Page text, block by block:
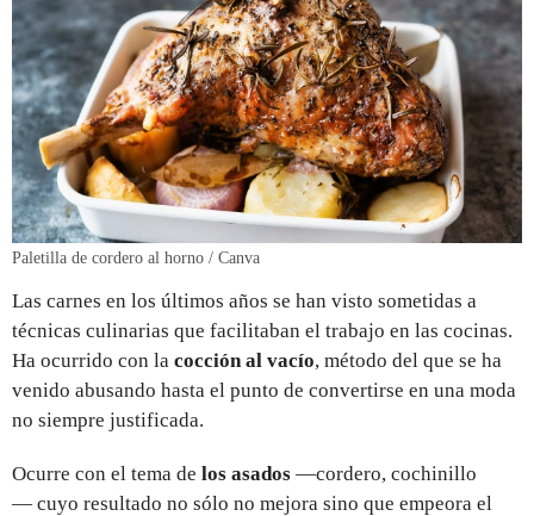
Paletilla de cordero al horno / Canva
Las carnes en los últimos años se han visto sometidas a
técnicas culinarias que facilitaban el trabajo en las cocinas.
Ha ocurrido con la cocción al vacío, método del que se ha
venido abusando hasta el punto de convertirse en una moda
no siempre justificada.
Ocurre con el tema de los asados —cordero, cochinillo
— cuyo resultado no sólo no mejora sino que empeora el